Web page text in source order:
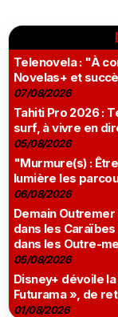
Telenovela : "À
Novelas+ et
07/08/2026
Tahiti Pro 2026 :
surf, à vivre en
05/08/2026
"Murmure(s) :
lumière les
06/08/2026
Demain
dans les
dans les Outre-
05/08/2026
Disney+ dévoile
Futurama », de
01/08/2026